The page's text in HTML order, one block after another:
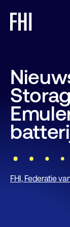
FHI, Federatie